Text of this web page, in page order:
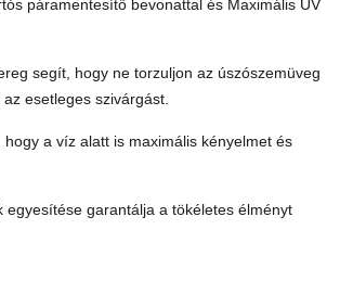
páramentesítő bevonattal és Maximális UV
segít, hogy ne torzuljon az úszószemüveg
esetleges szivárgást.
a víz alatt is maximális kényelmet és
garantálja a tökéletes élményt